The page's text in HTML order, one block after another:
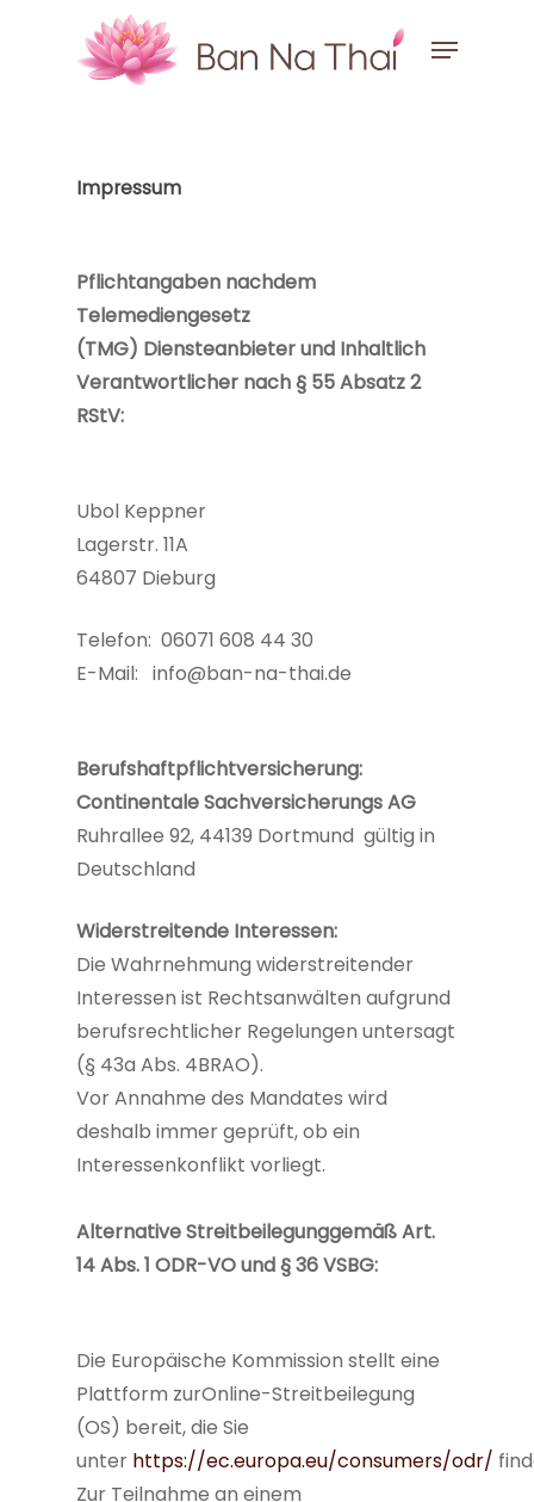
Menu
Impressum
Pflichtangaben nachdem
Telemediengesetz
(TMG) Diensteanbieter und Inhaltlich
Verantwortlicher nach § 55 Absatz 2
RStV:
Ubol Keppner
Lagerstr. 11A
64807 Dieburg
Telefon: 06071 608 44 30
E-Mail: info@ban-na-thai.de
Berufshaftpflichtversicherung:
Continentale Sachversicherungs AG
Ruhrallee 92, 44139 Dortmund gültig in
Deutschland
Widerstreitende Interessen:
Die Wahrnehmung widerstreitender
Interessen ist Rechtsanwälten aufgrund
berufsrechtlicher Regelungen untersagt
(§ 43a Abs. 4BRAO).
Vor Annahme des Mandates wird
deshalb immer geprüft, ob ein
Interessenkonflikt vorliegt.
Alternative Streitbeilegunggemäß Art.
14 Abs. 1 ODR-VO und § 36 VSBG:
Die Europäische Kommission stellt eine
Plattform zurOnline-Streitbeilegung
(OS) bereit, die Sie
unter https://ec.europa.eu/consumers/odr/
Zur Teilnahme an einem